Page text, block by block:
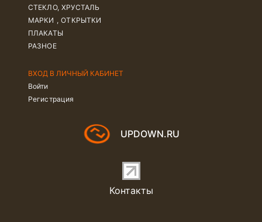
СТЕКЛО, ХРУСТАЛЬ
МАРКИ , ОТКРЫТКИ
ПЛАКАТЫ
РАЗНОЕ
ВХОД В ЛИЧНЫЙ КАБИНЕТ
Войти
Регистрация
UPDOWN.RU
Контакты